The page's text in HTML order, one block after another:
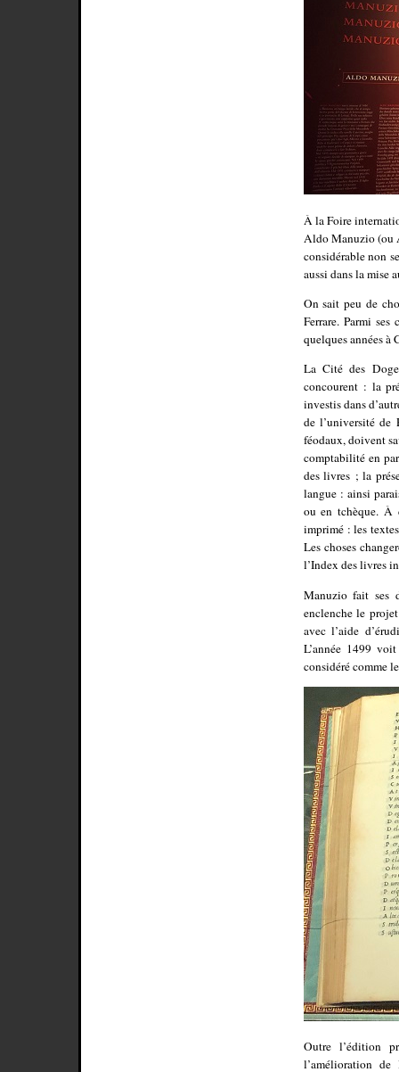
À la Foire
Aldo Manuzio (ou
considérable non
aussi dans la mise
On sait peu de
Ferrare. Parmi
quelques années à
La Cité des
concourent : la
investis dans
de l’université de
féodaux, doivent
comptabilité en
des livres ; la
langue : ainsi
ou en tchèque. À
imprimé : les
Les choses
l’Index des livres
Manuzio fait ses
enclenche le
avec l’aide
L’année 1499
considéré comme
Outre l’édition
l’amélioration